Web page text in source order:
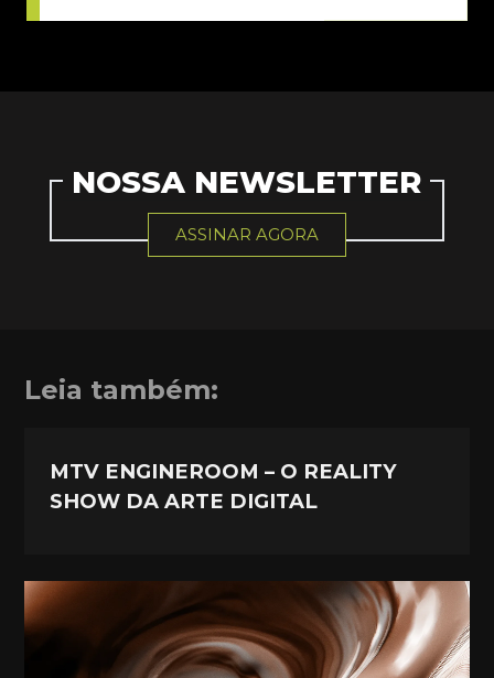
NOSSA NEWSLETTER
ASSINAR AGORA
Leia também:
MTV ENGINEROOM – O REALITY
SHOW DA ARTE DIGITAL